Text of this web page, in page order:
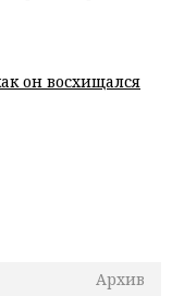
Архив
он восхищался